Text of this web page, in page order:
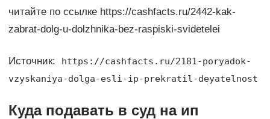
читайте по ссылке https://cashfacts.ru/2442-kak-
zabrat-dolg-u-dolzhnika-bez-raspiski-svidetelei
Источник:
https://cashfacts.ru/2181-poryadok-
vzyskaniya-dolga-esli-ip-prekratil-deyatelnost
Куда подавать в суд на ип